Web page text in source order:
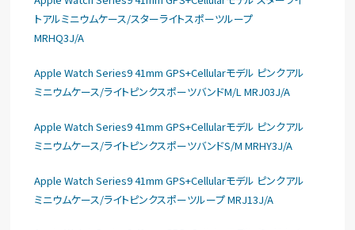
トアルミニウムケース/スターライトスポーツループ
MRHQ3J/A
Apple Watch Series9 41mm GPS+Cellularモデル ピンクアル
ミニウムケース/ライトピンクスポーツバンドM/L MRJ03J/A
Apple Watch Series9 41mm GPS+Cellularモデル ピンクアル
ミニウムケース/ライトピンクスポーツバンドS/M MRHY3J/A
Apple Watch Series9 41mm GPS+Cellularモデル ピンクアル
ミニウムケース/ライトピンクスポーツループ MRJ13J/A